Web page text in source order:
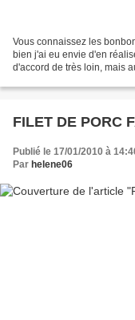
Vous connaissez les
bien j'ai eu envie d'en
d'accord de très loin, mais
FILET DE PORC
Publié le 17/01/2010 à
Par helene06